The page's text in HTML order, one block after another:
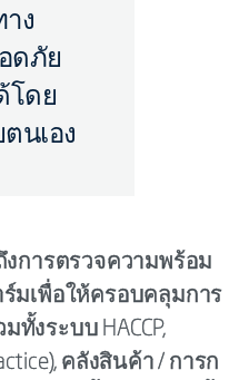
ง
ดภัย
โดย
นเอง
งการตรวจความพร้อม
มเพื่อให้ครอบคลุมการ
งระบบ HACCP,
คลังสินค้า / การก